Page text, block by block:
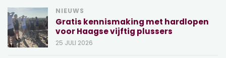
NIEUWS
Gratis kennismaking met hardlopen
voor Haagse vijftig plussers
25 JULI 2026